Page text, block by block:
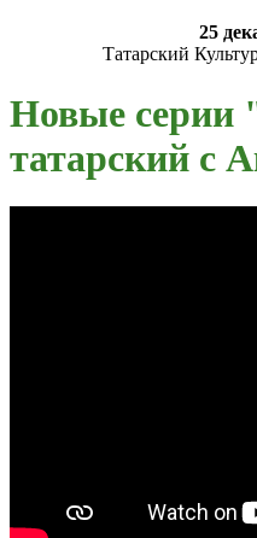
25
Татарский
Новые серии
татарский с